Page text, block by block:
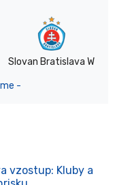
Slovan Bratislava W
-
vzostup: Kluby a